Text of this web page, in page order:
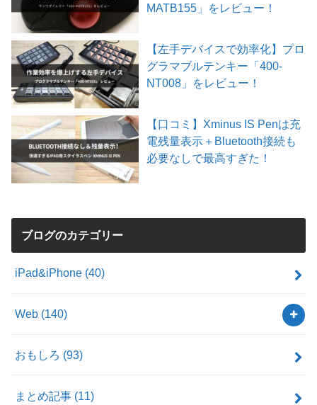
MATB155」をレビュー！
【左手デバイスで効率化】プロ
グラマブルテンキー「400-
NT008」をレビュー！
【口コミ】Xminus IS Penは充
電残量表示＋Bluetooth接続も
必要なしで最高すぎた！
ブログのカテゴリー
iPad&iPhone (40)
Web (140)
おもしろ (93)
まとめ記事 (11)